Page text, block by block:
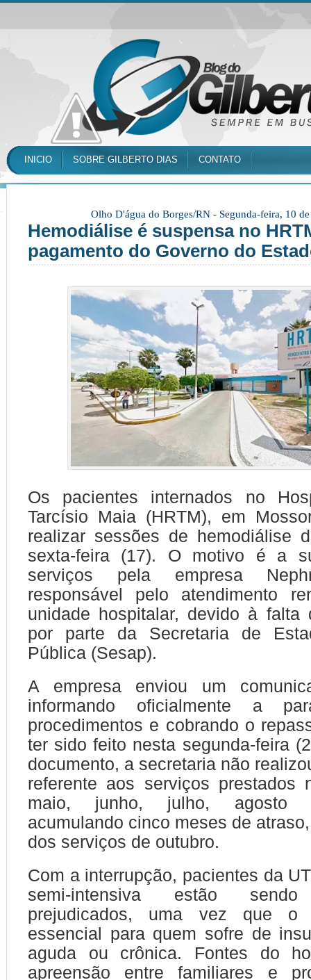
INICIO SOBRE GILBERTO DIAS CONTATO
Olho D'água do Borges/RN - Segunda-feira, 10
Hemodiálise é suspensa no
pagamento do Governo do
Os pacientes internados no
Tarcísio Maia (HRTM), em
realizar sessões de hemodiálise
sexta-feira (17). O motivo é a
serviços pela empresa
responsável pelo atendimento
unidade hospitalar, devido à falta
por parte da Secretaria de
Pública (Sesap).
A empresa enviou um
informando oficialmente a
procedimentos e cobrando o
ter sido feito nesta segunda-feira
documento, a secretaria não
referente aos serviços prestados
maio, junho, julho, agosto
acumulando cinco meses de
dos serviços de outubro.
Com a interrupção, pacientes da
semi-intensiva estão sendo
prejudicados, uma vez que o
essencial para quem sofre de
aguda ou crônica. Fontes do
apreensão entre familiares e